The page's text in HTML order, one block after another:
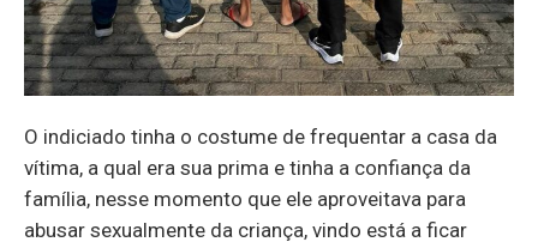
O indiciado tinha o costume de frequentar a casa da
vítima, a qual era sua prima e tinha a confiança da
família, nesse momento que ele aproveitava para
abusar sexualmente da criança, vindo está a ficar